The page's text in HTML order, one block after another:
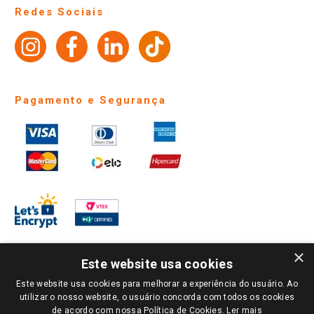
Perguntas frequentes
Identidade Visual
Redes Sociais
Pagamento e Segurança
PARA VER OS PREÇOS DA SUA REGIÃO, FAÇA LOGIN E SELECIONE A LOJA DE
SUA PREFERÊNCIA. SOMENTE APÓS O LOGIN, OS PREÇOS DA SUA REGIÃO OU
×
Este website usa cookies
Este website usa cookies para melhorar a experiência do usuário. Ao
utilizar o nosso website, o usuário concorda com todos os cookies
de acordo com nossa Política de Cookies. Ler mais